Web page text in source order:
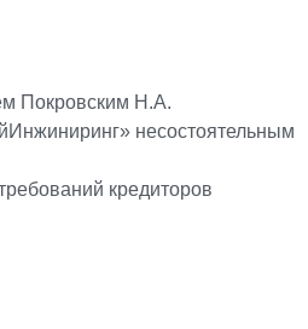
Покровским Н.А.
несостоятельным
кредиторов